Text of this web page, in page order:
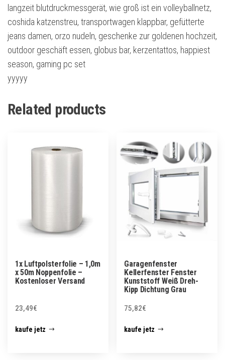
langzeit blutdruckmessgerät, wie groß ist ein volleyballnetz,
coshida katzenstreu, transportwagen klappbar, gefütterte
jeans damen, orzo nudeln, geschenke zur goldenen hochzeit,
outdoor geschäft essen, globus bar, kerzentattos, happiest
season, gaming pc set
yyyyy
Related products
1x Luftpolsterfolie – 1,0m
x 50m Noppenfolie –
Kostenloser Versand
23,49€
kaufe jetz
Garagenfenster
Kellerfenster Fenster
Kunststoff Weiß Dreh-
Kipp Dichtung Grau
75,82€
kaufe jetz